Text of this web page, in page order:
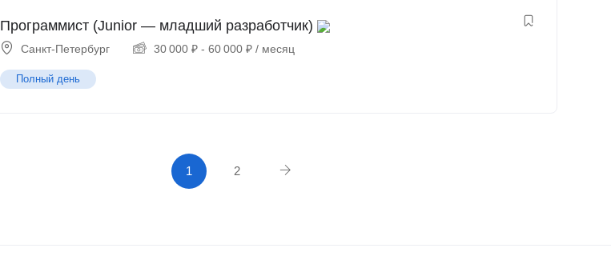
Программист (Junior — младший разработчик)
Санкт-Петербург 30 000 ₽ -60 000 ₽ / месяц
Полный день
1 2